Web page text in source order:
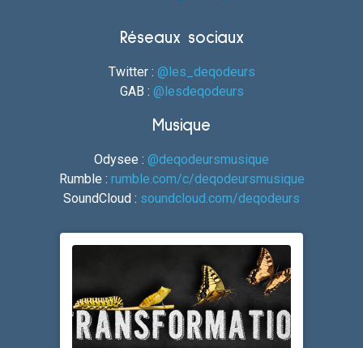
Réseaux sociaux
Twitter : @les_deqodeurs
GAB : @lesdeqodeurs
Musique
Odysee : @deqodeursmusique
Rumble : rumble.com/c/deqodeursmusique
SoundCloud : soundcloud.com/deqodeurs